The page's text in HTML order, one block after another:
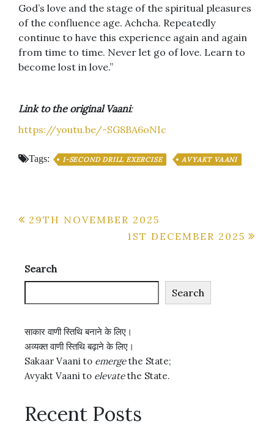
God’s love and the stage of the spiritual pleasures
of the confluence age. Achcha. Repeatedly
continue to have this experience again and again
from time to time. Never let go of love. Learn to
become lost in love.”
Link to the original Vaani:
https://youtu.be/-SG8BA6oNIc
Tags: 1-SECOND DRILL EXERCISE AVYAKT VAANI
Post
29TH NOVEMBER 2025
1ST DECEMBER 2025
Search
Search
साकार वाणी स्तिथि बनाने के लिए।
अव्यक्त वाणी स्तिथि बढ़ाने के लिए।
Sakaar Vaani to emergethe State;
Avyakt Vaani to elevatethe State.
Recent Posts